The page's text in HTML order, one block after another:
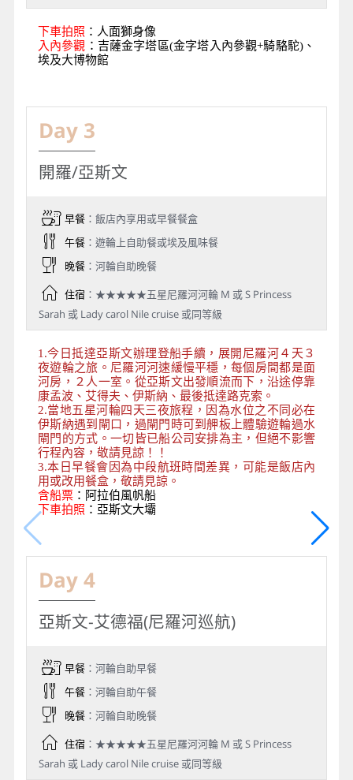
下車拍照 ：人面獅身像
入內參觀 ：吉薩金字塔區(金字塔入內參觀+騎駱駝)、
埃及大博物館
Day 3
開羅/亞斯文
早餐：飯店內享用或早餐餐盒
午餐：遊輪上自助餐或埃及風味餐
晚餐：河輪自助晚餐
住宿：★★★★★五星尼羅河河輪 M 或 S Princess
Sarah 或 Lady carol Nile cruise 或同等級
1.今日抵達亞斯文辦理登船手續，展開尼羅河４天３
夜遊輪之旅。尼羅河河速緩慢平穩，每個房間都是面
河房，２人一室。從亞斯文出發順流而下，沿途停靠
康孟波、艾得夫、伊斯納、最後抵達路克索。
2.當地五星河輪四天三夜旅程，因為水位之不同必在
伊斯納遇到閘口，過閘門時可到舺板上體驗遊輪過水
閘門的方式。一切皆已船公司安排為主，但絕不影響
行程內容，敬請見諒！！
3.本日早餐會因為中段航班時間差異，可能是飯店內
用或改用餐盒，敬請見諒。
含船票： 阿拉伯風帆船
下車拍照 ：亞斯文大壩
Day 4
亞斯文-艾德福(尼羅河巡航)
早餐：河輪自助早餐
午餐：河輪自助午餐
晚餐：河輪自助晚餐
住宿：★★★★★五星尼羅河河輪 M 或 S Princess
Sarah 或 Lady carol Nile cruise 或同等級